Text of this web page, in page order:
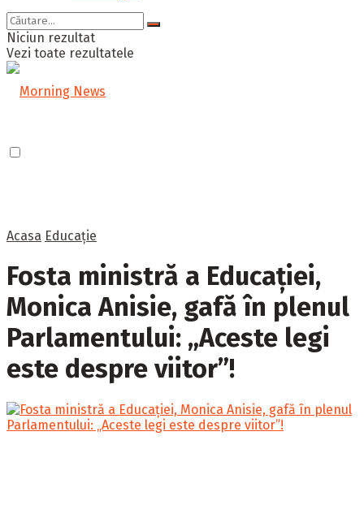
Niciun rezultat
Vezi toate rezultatele
Acasa Educație
Fosta ministră a Educației,
Monica Anisie, gafă în plenul
Parlamentului: „Aceste legi
este despre viitor”!